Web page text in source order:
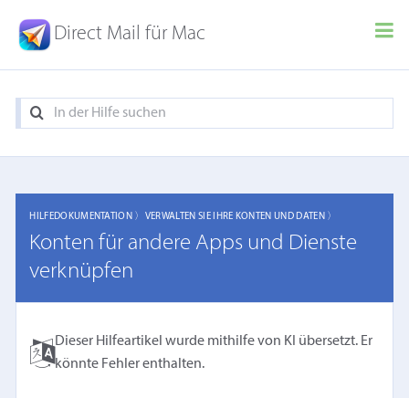
Direct Mail für Mac
HILFEDOKUMENTATION 〉 VERWALTEN SIE IHRE KONTEN UND DATEN 〉
Konten für andere Apps und Dienste
verknüpfen
Dieser Hilfeartikel wurde mithilfe von KI übersetzt. Er
könnte Fehler enthalten.